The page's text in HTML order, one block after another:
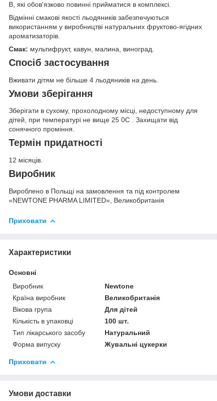
В, які обов'язково повинні прийматися в комплексі.
Відмінні смакові якості льодяників забезпечуються
використанням у виробництві натуральних фруктово-ягідних
ароматизаторів.
Смак: мультифрукт, кавун, малина, виноград.
Спосіб застосування
Вживати дітям не більше 4 льодяників на день.
Умови зберігання
Зберігати в сухому, прохолодному місці, недоступному для
дітей, при температурі не вище 25 0С . Захищати від
сонячного проміння.
Термін придатності
12 місяців.
Виробник
Вироблено в Польщі на замовлення та під контролем
«NEWTONE PHARMA LIMITED», Великобританія
Приховати
Характеристики
Основні
Виробник
Newtone
Країна виробник
Великобританія
Вікова група
Для дітей
Кількість в упаковці
100 шт.
Тип лікарського засобу
Натуральний
Форма випуску
Жувальні цукерки
Приховати
Умови доставки